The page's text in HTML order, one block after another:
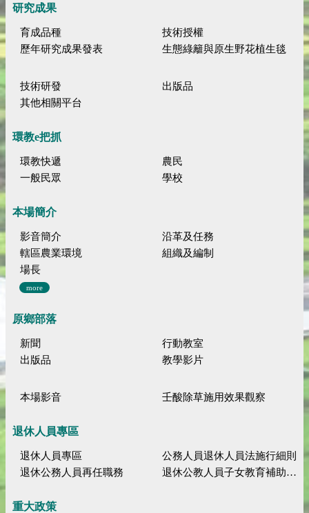
研究成果
育成品種
技術授權
歷年研究成果發表
生態綠籬與原生野花植生毯
技術研發
出版品
其他相關平台
環教e把抓
環教快遞
農民
一般民眾
學校
本場簡介
影音簡介
沿革及任務
轄區農業環境
組織及編制
場長
more
原鄉部落
新聞
行動教室
出版品
教學影片
本場影音 壬酸除草施用效果觀察
退休人員專區
退休人員專區
公務人員退休人員法施行細則
退休公務人員再任職務
退休公教人員子女教育補助規定
重大政策